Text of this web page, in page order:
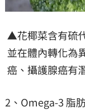
▲花椰菜含有硫
並在體內轉化為
癌、攝護腺癌有
2、Omega-3 脂